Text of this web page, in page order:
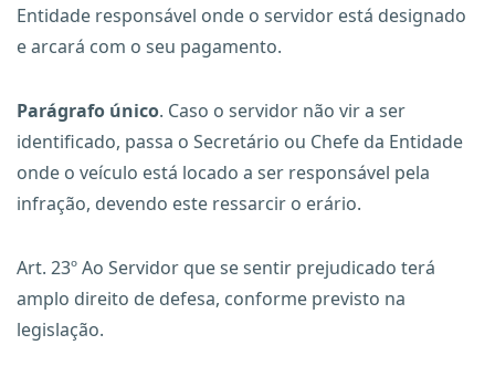
Entidade responsável onde o servidor está designado
e arcará com o seu pagamento.
Parágrafo único. Caso o servidor não vir a ser
identificado, passa o Secretário ou Chefe da Entidade
onde o veículo está locado a ser responsável pela
infração, devendo este ressarcir o erário.
Art. 23º Ao Servidor que se sentir prejudicado terá
amplo direito de defesa, conforme previsto na
legislação.